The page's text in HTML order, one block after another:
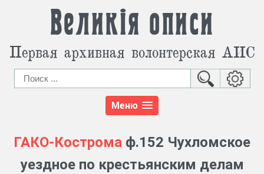
Великія описи
Первая архивная волонтерская АИС
Меню
ГАКО-Кострома ф.152 Чухломское
уездное по крестьянским делам